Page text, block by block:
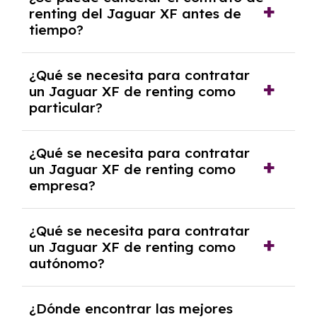
salvo en casos que lo exija el proveedor
debido al resultado del estudio de viabilidad
económica.
renting del Jaguar XF antes de
tiempo?
pero puede haber penalizaciones por
cancelación anticipada. Es importante revisar
las condiciones del contrato y hablar con un
experto que te asesore.
¿Qué se necesita para contratar
un Jaguar XF de renting como
particular?
y, en algunos casos, una consulta de solvencia
crediticia y un pago inicial.
¿Qué se necesita para contratar
un Jaguar XF de renting como
empresa?
documentación financiera y, en algunos
casos, un informe de solvencia de la empresa
y un pago inicial.
¿Qué se necesita para contratar
un Jaguar XF de renting como
autónomo?
autónomos, justificante de ingresos y, en
¿Dónde encontrar las mejores